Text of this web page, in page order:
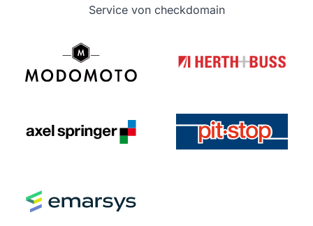
Service von checkdomain